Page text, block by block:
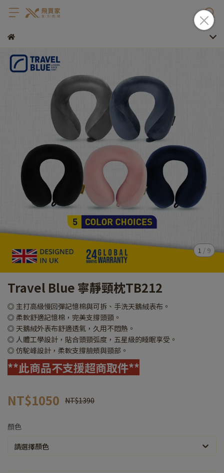
1 / 9
Travel Blue 寧靜頸枕TB212
◎ 主打高級慢回彈記憶棉與可拆、手洗天鵝絨表布。
◎ 柔軟舒適記憶棉，完美支撐頭頸。
◎ 天鵝絨外表布舒適透氣，久用不悶熱。
◎ 人體工學設計，貼合頭頸弧度，五星級的睡眠享受。
◎ 仿駝峰設計，柔軟支撐臉頰與頸部。
**此商品不支援超商取件**
NT$1050 NT$1390
顏色
請選擇顏色